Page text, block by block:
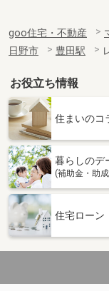
goo住宅・不動産
日野市
豊田駅
お役立ち情報
住まいのコ
暮らしのデ
(補助金・助
住宅ローン